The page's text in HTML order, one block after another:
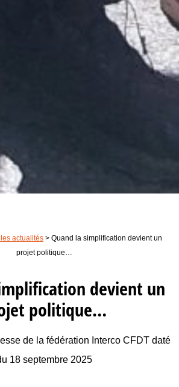
actualités > Quand la simplification devient un
projet politique…
devient un
politique…
de la fédération Interco CFDT daté
18 septembre 2025